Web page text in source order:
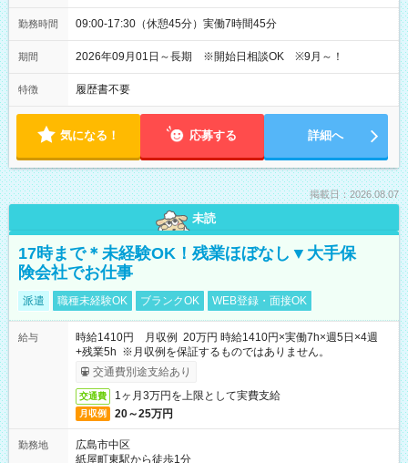
勤務時間 09:00-17:30（休憩45分）実働7時間45分
期間 2026年09月01日～長期 ※開始日相談OK ※9月～！
特徴 履歴書不要
気になる！ 応募する 詳細へ
掲載日：2026.08.07
未読
17時まで＊未経験OK！残業ほぼなし▼大手保
険会社でお仕事
派遣 職種未経験OK ブランクOK WEB登録・面接OK
給与
時給1410円 月収例 20万円 時給1410円×実働7h×週5日×4週
+残業5h ※月収例を保証するものではありません。
交通費別途支給あり
交通費 1ヶ月3万円を上限として実費支給
月収例 20～25万円
勤務地
広島市中区
紙屋町東駅から徒歩1分